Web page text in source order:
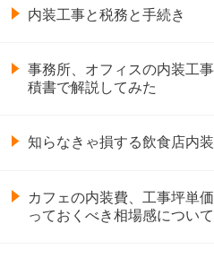
内装工事と税務と手続き
事務所、オフィスの内装工
積書で解説してみた
知らなきゃ損する飲食店内
カフェの内装費、工事坪単
っておくべき相場感について